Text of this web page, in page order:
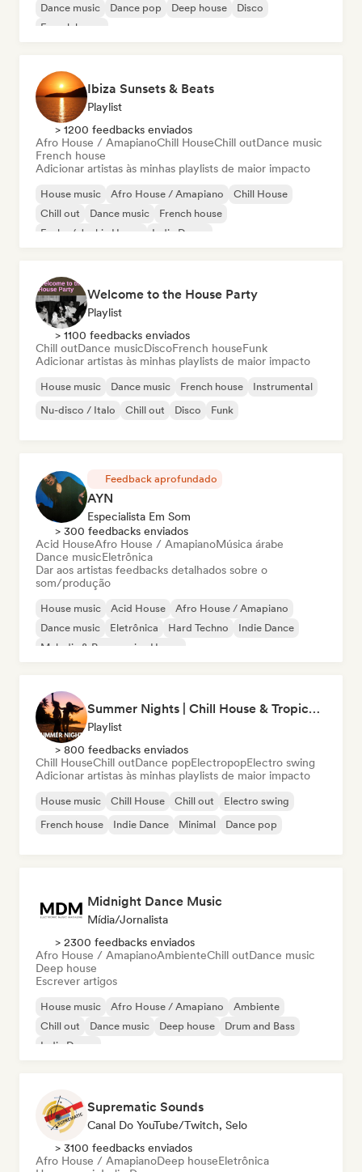
Dance music
Dance pop Deep house
Disco
French house
Ibiza Sunsets & Beats
Playlist
> 1200 feedbacks enviados
Afro House / AmapianoChill HouseChill outDance music
French house
Adicionar artistas às minhas playlists de maior impacto
House music Afro House / Amapiano
Chill House
Chill out
Dance music
French house
Funky / Jackin House
Indie Dance
Welcome to the House Party
Playlist
> 1100 feedbacks enviados
Chill outDance musicDiscoFrench houseFunk
Adicionar artistas às minhas playlists de maior impacto
House music Dance music French house
Instrumental
Nu-disco / Italo
Chill out Disco Funk
Feedback aprofundado
AYN
Especialista Em Som
> 300 feedbacks enviados
Acid HouseAfro House / AmapianoMúsica árabe
Dance musicEletrônica
Dar aos artistas feedbacks detalhados sobre o
som/produção
House music Acid House
Afro House / Amapiano
Dance music
Eletrônica Hard Techno
Indie Dance
Melodic & Progressive House
Summer Nights | Chill House & Tropical Beats
Playlist
> 800 feedbacks enviados
Chill HouseChill outDance popElectropopElectro swing
Adicionar artistas às minhas playlists de maior impacto
House music Chill House Chill out
Electro swing
French house
Indie Dance Minimal Dance pop
Midnight Dance Music
Mídia/Jornalista
> 2300 feedbacks enviados
Afro House / AmapianoAmbienteChill outDance music
Deep house
Escrever artigos
House music Afro House / Amapiano
Ambiente
Chill out
Dance music Deep house
Drum and Bass
Indie Dance
Suprematic Sounds
Canal Do YouTube/Twitch, Selo
> 3100 feedbacks enviados
Afro House / AmapianoDeep houseEletrônica